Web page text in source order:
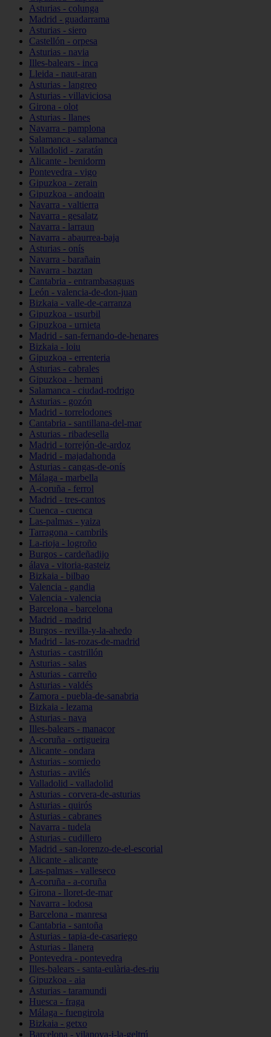
Asturias - colunga
Madrid - guadarrama
Asturias - siero
Castellón - orpesa
Asturias - navia
Illes-balears - inca
Lleida - naut-aran
Asturias - langreo
Asturias - villaviciosa
Girona - olot
Asturias - llanes
Navarra - pamplona
Salamanca - salamanca
Valladolid - zaratán
Alicante - benidorm
Pontevedra - vigo
Gipuzkoa - zerain
Gipuzkoa - andoain
Navarra - valtierra
Navarra - gesalatz
Navarra - larraun
Navarra - abaurrea-baja
Asturias - onís
Navarra - barañain
Navarra - baztan
Cantabria - entrambasaguas
León - valencia-de-don-juan
Bizkaia - valle-de-carranza
Gipuzkoa - usurbil
Gipuzkoa - urnieta
Madrid - san-fernando-de-henares
Bizkaia - loiu
Gipuzkoa - errenteria
Asturias - cabrales
Gipuzkoa - hernani
Salamanca - ciudad-rodrigo
Asturias - gozón
Madrid - torrelodones
Cantabria - santillana-del-mar
Asturias - ribadesella
Madrid - torrejón-de-ardoz
Madrid - majadahonda
Asturias - cangas-de-onís
Málaga - marbella
A-coruña - ferrol
Madrid - tres-cantos
Cuenca - cuenca
Las-palmas - yaiza
Tarragona - cambrils
La-rioja - logroño
Burgos - cardeñadijo
álava - vitoria-gasteiz
Bizkaia - bilbao
Valencia - gandia
Valencia - valencia
Barcelona - barcelona
Madrid - madrid
Burgos - revilla-y-la-ahedo
Madrid - las-rozas-de-madrid
Asturias - castrillón
Asturias - salas
Asturias - carreño
Asturias - valdés
Zamora - puebla-de-sanabria
Bizkaia - lezama
Asturias - nava
Illes-balears - manacor
A-coruña - ortigueira
Alicante - ondara
Asturias - somiedo
Asturias - avilés
Valladolid - valladolid
Asturias - corvera-de-asturias
Asturias - quirós
Asturias - cabranes
Navarra - tudela
Asturias - cudillero
Madrid - san-lorenzo-de-el-escorial
Alicante - alicante
Las-palmas - valleseco
A-coruña - a-coruña
Girona - lloret-de-mar
Navarra - lodosa
Barcelona - manresa
Cantabria - santoña
Asturias - tapia-de-casariego
Asturias - llanera
Pontevedra - pontevedra
Illes-balears - santa-eulària-des-riu
Gipuzkoa - aia
Asturias - taramundi
Huesca - fraga
Málaga - fuengirola
Bizkaia - getxo
Barcelona - vilanova-i-la-geltrú